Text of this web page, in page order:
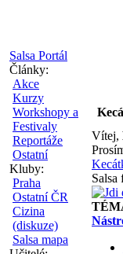
Salsa Portál
Články:
Akce
Kurzy
Workshopy a
Festivaly
Reportáže
Ostatní
Kluby:
Praha
Ostatní ČR
Cizina
(diskuze)
Salsa mapa
Vítej,
Salsa